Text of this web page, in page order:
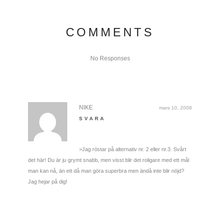
COMMENTS
No Responses
mars 10, 2008
NIKE
SVARA
>Jag röstar på alternativ nr. 2 eller nr.3. Svårt
det här! Du är ju grymt snabb, men visst blir det roligare med ett mål
man kan nå, än ett då man göra superbra men ändå inte blir nöjd?
Jag hejar på dig!